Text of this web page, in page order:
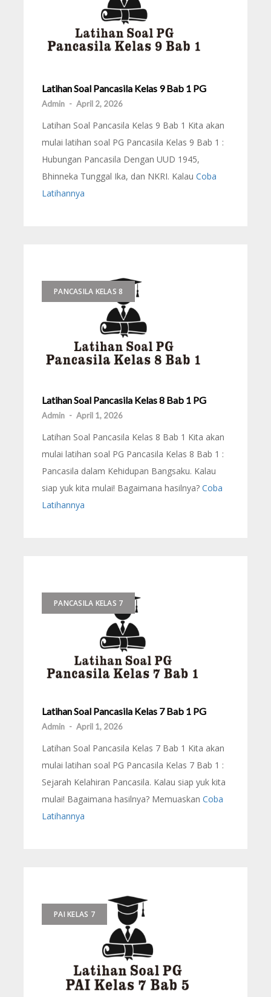
Latihan Soal Pancasila Kelas 9 Bab 1 PG
Admin - April 2, 2026
Latihan Soal Pancasila Kelas 9 Bab 1 Kita akan
mulai latihan soal PG Pancasila Kelas 9 Bab 1 :
Hubungan Pancasila Dengan UUD 1945,
Bhinneka Tunggal Ika, dan NKRI. Kalau Coba
Latihannya
PANCASILA KELAS 8
Latihan Soal Pancasila Kelas 8 Bab 1 PG
Admin - April 1, 2026
Latihan Soal Pancasila Kelas 8 Bab 1 Kita akan
mulai latihan soal PG Pancasila Kelas 8 Bab 1 :
Pancasila dalam Kehidupan Bangsaku. Kalau
siap yuk kita mulai! Bagaimana hasilnya? Coba
Latihannya
PANCASILA KELAS 7
Latihan Soal Pancasila Kelas 7 Bab 1 PG
Admin - April 1, 2026
Latihan Soal Pancasila Kelas 7 Bab 1 Kita akan
mulai latihan soal PG Pancasila Kelas 7 Bab 1 :
Sejarah Kelahiran Pancasila. Kalau siap yuk kita
mulai! Bagaimana hasilnya? Memuaskan Coba
Latihannya
PAI KELAS 7